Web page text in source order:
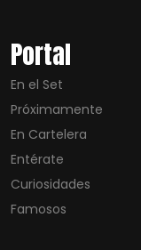
Portal
En el Set
Próximamente
En Cartelera
Entérate
Curiosidades
Famosos